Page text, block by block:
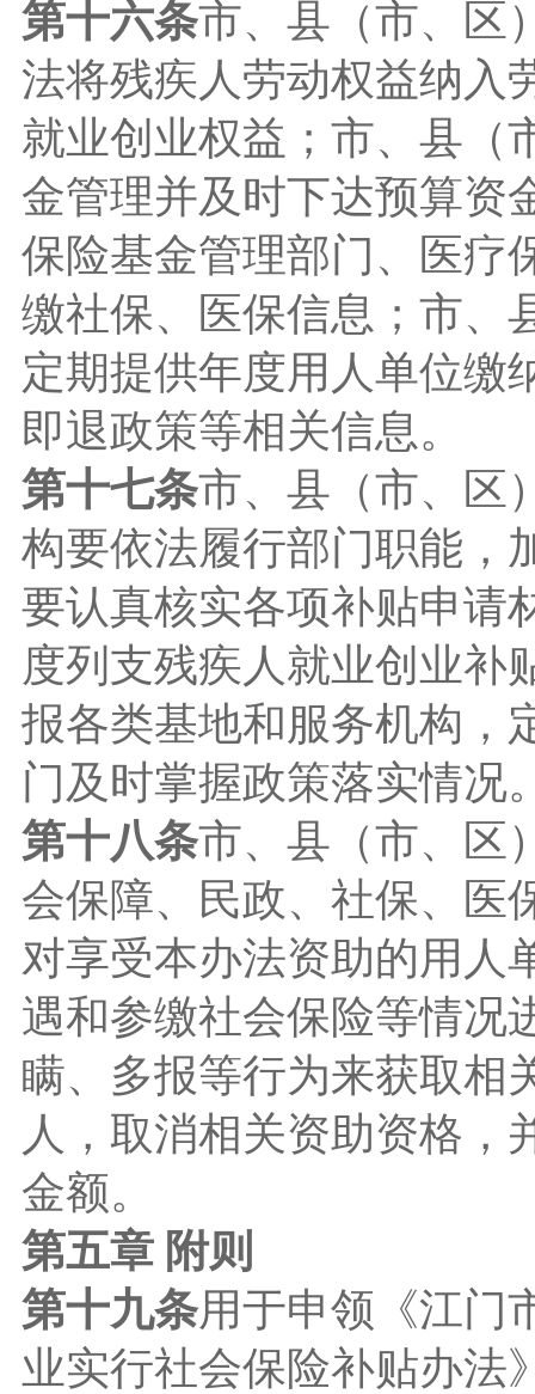
第十六条市、县（市、区
法将残疾人劳动权益纳入
就业创业权益；市、县（
金管理并及时下达预算资
保险基金管理部门、医疗
缴社保、医保信息；市、
定期提供年度用人单位缴
即退政策等相关信息。
第十七条市、县（市、区
构要依法履行部门职能，
要认真核实各项补贴申请
度列支残疾人就业创业补
报各类基地和服务机构，
门及时掌握政策落实情况
第十八条市、县（市、区
会保障、民政、社保、医
对享受本办法资助的用人
遇和参缴社会保险等情况
瞒、多报等行为来获取相
人，取消相关资助资格，
金额。
第五章 附则
第十九条用于申领《江门
业实行社会保险补贴办法